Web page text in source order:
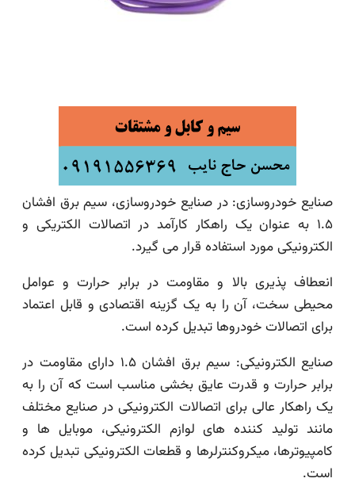
صنایع خودروسازی: در صنایع خودروسازی، سیم برق افشان
۱.۵ به عنوان یک راهکار کارآمد در اتصالات الکتریکی و
الکترونیکی مورد استفاده قرار می گیرد.
انعطاف پذیری بالا و مقاومت در برابر حرارت و عوامل
محیطی سخت، آن را به یک گزینه اقتصادی و قابل اعتماد
برای اتصالات خودروها تبدیل کرده است.
صنایع الکترونیکی: سیم برق افشان ۱.۵ دارای مقاومت در
برابر حرارت و قدرت عایق بخشی مناسب است که آن را به
یک راهکار عالی برای اتصالات الکترونیکی در صنایع مختلف
مانند تولید کننده های لوازم الکترونیکی، موبایل ها و
کامپیوترها، میکروکنترلرها و قطعات الکترونیکی تبدیل کرده
است.